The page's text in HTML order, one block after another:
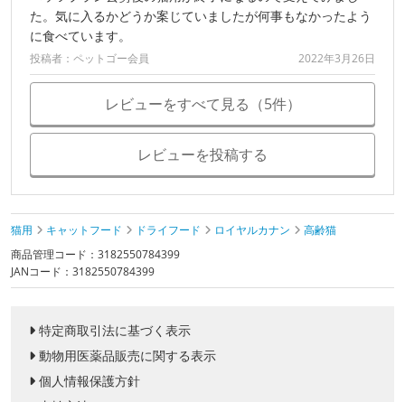
た。気に入るかどうか案じていましたが何事もなかったよう
に食べています。
投稿者：ペットゴー会員 2022年3月26日
レビューをすべて見る（5件）
レビューを投稿する
猫用 キャットフード ドライフード ロイヤルカナン
高齢猫
商品管理コード：3182550784399
JANコード：3182550784399
特定商取引法に基づく表示
動物用医薬品販売に関する表示
個人情報保護方針